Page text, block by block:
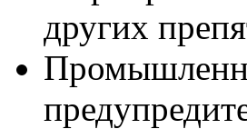
других